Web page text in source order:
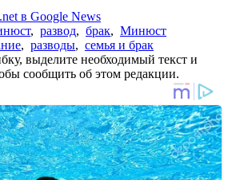
в Google News
, развод, брак, Минюст
, разводы, семья и брак
выделите необходимый текст и
сообщить об этом редакции.